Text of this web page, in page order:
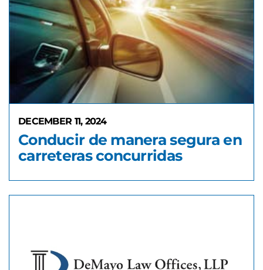
DECEMBER 11, 2024
Conducir de manera segura en
carreteras concurridas